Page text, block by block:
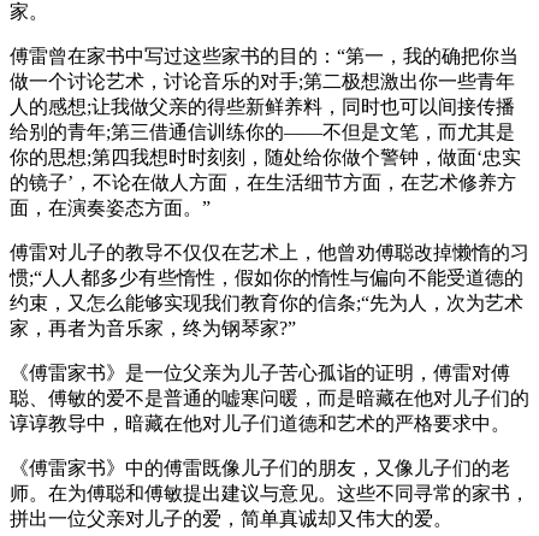
家。
傅雷曾在家书中写过这些家书的目的：“第一，我的确把你当
做一个讨论艺术，讨论音乐的对手;第二极想激出你一些青年
人的感想;让我做父亲的得些新鲜养料，同时也可以间接传播
给别的青年;第三借通信训练你的——不但是文笔，而尤其是
你的思想;第四我想时时刻刻，随处给你做个警钟，做面‘忠实
的镜子’，不论在做人方面，在生活细节方面，在艺术修养方
面，在演奏姿态方面。”
傅雷对儿子的教导不仅仅在艺术上，他曾劝傅聪改掉懒惰的习
惯;“人人都多少有些惰性，假如你的惰性与偏向不能受道德的
约束，又怎么能够实现我们教育你的信条;“先为人，次为艺术
家，再者为音乐家，终为钢琴家?”
《傅雷家书》是一位父亲为儿子苦心孤诣的证明，傅雷对傅
聪、傅敏的爱不是普通的嘘寒问暖，而是暗藏在他对儿子们的
谆谆教导中，暗藏在他对儿子们道德和艺术的严格要求中。
《傅雷家书》中的傅雷既像儿子们的朋友，又像儿子们的老
师。在为傅聪和傅敏提出建议与意见。这些不同寻常的家书，
拼出一位父亲对儿子的爱，简单真诚却又伟大的爱。